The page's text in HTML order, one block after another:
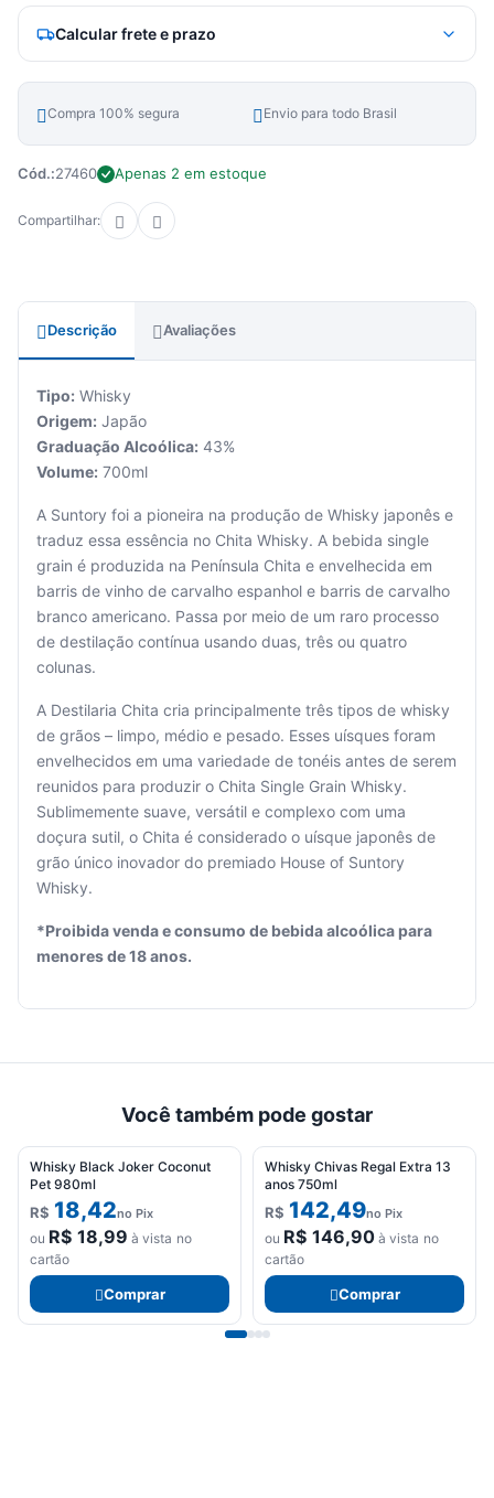
Seu
está
vazio.
Adicione
para
começar.
Calcular frete e prazo
Compra 100% segura Envio para todo Brasil
Cód.:27460 Apenas 2 em estoque
Compartilhar:
Descrição Avaliações
Tipo: Whisky
Origem: Japão
Graduação Alcoólica: 43%
Volume: 700ml
A Suntory foi a pioneira na produção de Whisky japonês e
traduz essa essência no Chita Whisky. A bebida single
grain é produzida na Península Chita e envelhecida em
barris de vinho de carvalho espanhol e barris de carvalho
branco americano. Passa por meio de um raro processo
de destilação contínua usando duas, três ou quatro
colunas.
A Destilaria Chita cria principalmente três tipos de whisky
de grãos – limpo, médio e pesado. Esses uísques foram
envelhecidos em uma variedade de tonéis antes de serem
reunidos para produzir o Chita Single Grain Whisky.
Sublimemente suave, versátil e complexo com uma
doçura sutil, o Chita é considerado o uísque japonês de
grão único inovador do premiado House of Suntory
Whisky.
*Proibida venda e consumo de bebida alcoólica para
menores de 18 anos.
Você também pode gostar
Whisky Black Joker Coconut
Pet 980ml
R$ 18,42no Pix
ou R$ 18,99 à vista no
cartão
Comprar
Whisky Chivas Regal Extra 13
anos 750ml
R$ 142,49no Pix
ou R$ 146,90à vista no
cartão
Comprar